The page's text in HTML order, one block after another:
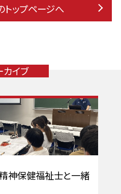
ップページへ
カイブ
神保健福祉士と一緒